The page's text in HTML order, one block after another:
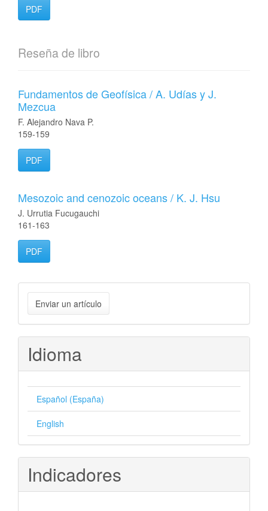
PDF
Reseña de libro
Fundamentos de Geofísica / A. Udías y J.
Mezcua
F. Alejandro Nava P.
159-159
PDF
Mesozoic and cenozoic oceans / K. J. Hsu
J. Urrutia Fucugauchi
161-163
PDF
Enviar
un
artículo
Enviar un artículo
Idioma
Español (España)
English
Indicadores